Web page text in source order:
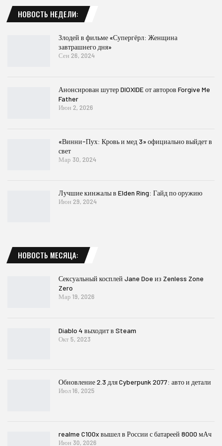
НОВОСТЬ НЕДЕЛИ:
Злодей в фильме «Супергёрл: Женщина
завтрашнего дня»
Сен 26, 2024
Анонсирован шутер DIOXIDE от авторов Forgive Me
Father
Июн 2, 2026
«Винни-Пух: Кровь и мед 3» официально выйдет в
свет
Мар 30, 2024
Лучшие кинжалы в Elden Ring: Гайд по оружию
Июн 29, 2024
НОВОСТЬ МЕСЯЦА:
Сексуальный косплей Jane Doe из Zenless Zone
Zero
Мар 19, 2026
Diablo 4 выходит в Steam
Окт 5, 2023
Обновление 2.3 для Cyberpunk 2077: авто и детали
Июл 16, 2025
realme C100x вышел в России с батареей 8000 мАч
Июн 30, 2026